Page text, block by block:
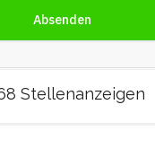
Stellenanzeigen